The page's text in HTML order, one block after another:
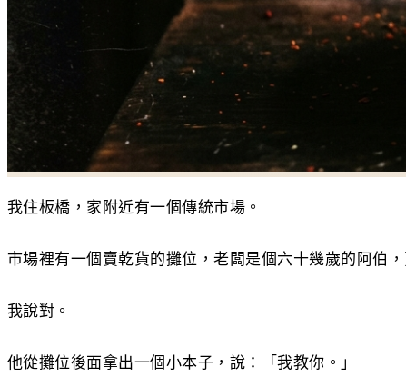
我住板橋，家附近有一個傳統市場。
市場裡有一個賣乾貨的攤位，老闆是個六十幾歲的阿伯
我說對。
他從攤位後面拿出一個小本子，說：「我教你。」